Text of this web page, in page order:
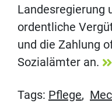
Landesregierung
ordentliche
und die Zahlung
Sozialämter an.
Tags: Pflege,